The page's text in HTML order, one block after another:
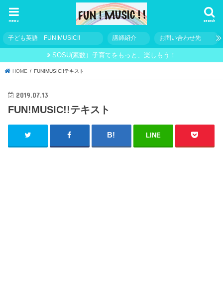
search
menu
子ども英語 FUN!MUSIC!! 講師紹介 お問い合わせ先
SOSU(素数）子育てをもっと、楽しもう！
HOME FUN!MUSIC!!テキスト
2019.07.13
FUN!MUSIC!!テキスト
LINE